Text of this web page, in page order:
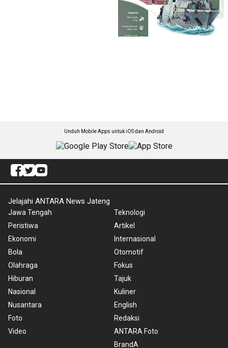
Unduh Mobile Apps untuk iOS dan Android
Jelajahi ANTARA News Jateng
Jawa Tengah
Peristiwa
Ekonomi
Bola
Olahraga
Hiburan
Nasional
Nusantara
Foto
Video
Teknologi
Artikel
Internasional
Otomotif
Fokus
Tajuk
Kuliner
English
Redaksi
ANTARA Foto
BrandA